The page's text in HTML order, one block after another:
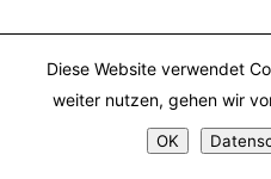
Diese Website verwendet
weiter nutzen, gehen wir
OK